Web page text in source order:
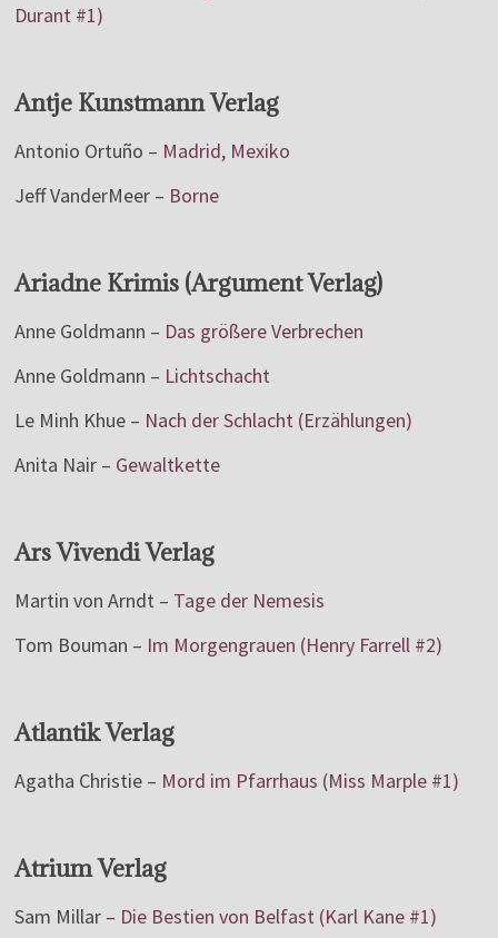
Durant #1)
Antje Kunstmann Verlag
Antonio Ortuño – Madrid, Mexiko
Jeff VanderMeer – Borne
Ariadne Krimis (Argument Verlag)
Anne Goldmann – Das größere Verbrechen
Anne Goldmann – Lichtschacht
Le Minh Khue – Nach der Schlacht (Erzählungen)
Anita Nair – Gewaltkette
Ars Vivendi Verlag
Martin von Arndt – Tage der Nemesis
Tom Bouman – Im Morgengrauen (Henry Farrell #2)
Atlantik Verlag
Agatha Christie – Mord im Pfarrhaus (Miss Marple #1)
Atrium Verlag
Sam Millar – Die Bestien von Belfast (Karl Kane #1)